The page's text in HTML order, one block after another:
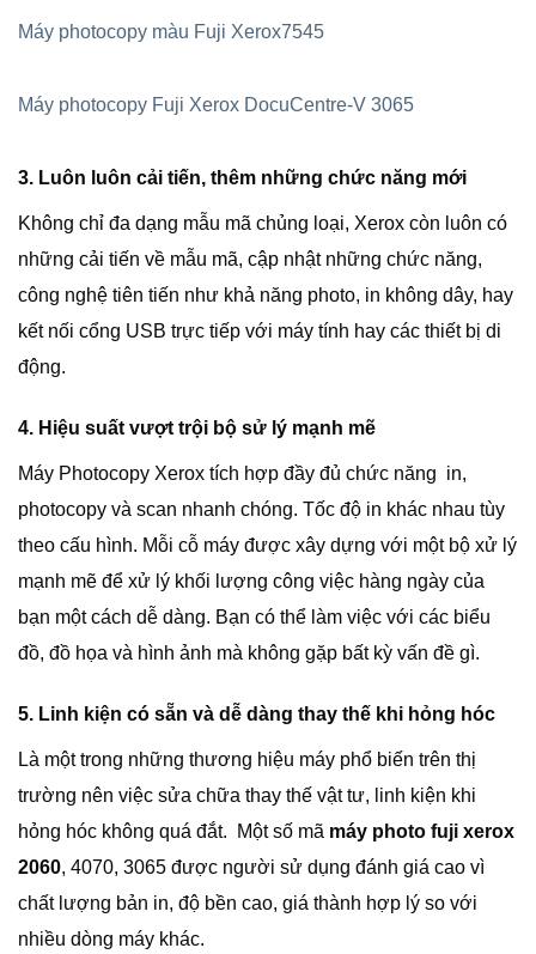
Máy photocopy màu Fuji Xerox7545
Máy photocopy Fuji Xerox DocuCentre-V 3065
3. Luôn luôn cải tiến, thêm những chức năng mới
Không chỉ đa dạng mẫu mã chủng loại, Xerox còn luôn có
những cải tiến về mẫu mã, cập nhật những chức năng,
công nghệ tiên tiến như khả năng photo, in không dây, hay
kết nối cổng USB trực tiếp với máy tính hay các thiết bị di
động.
4. Hiệu suất vượt trội bộ sử lý mạnh mẽ
Máy Photocopy Xerox tích hợp đầy đủ chức năng in,
photocopy và scan nhanh chóng. Tốc độ in khác nhau tùy
theo cấu hình. Mỗi cỗ máy được xây dựng với một bộ xử lý
mạnh mẽ để xử lý khối lượng công việc hàng ngày của
bạn một cách dễ dàng. Bạn có thể làm việc với các biểu
đồ, đồ họa và hình ảnh mà không gặp bất kỳ vấn đề gì.
5. Linh kiện có sẵn và dễ dàng thay thế khi hỏng hóc
Là một trong những thương hiệu máy phổ biến trên thị
trường nên việc sửa chữa thay thế vật tư, linh kiện khi
hỏng hóc không quá đắt. Một số mã máy photo fuji xerox
2060, 4070, 3065 được người sử dụng đánh giá cao vì
chất lượng bản in, độ bền cao, giá thành hợp lý so với
nhiều dòng máy khác.